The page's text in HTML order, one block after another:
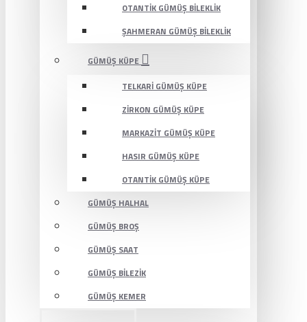
OTANTIK GÜMÜŞ BILEKLIK
ŞAHMERAN GÜMÜŞ BILEKLIK
GÜMÜŞ KÜPE
TELKARI GÜMÜŞ KÜPE
ZIRKON GÜMÜŞ KÜPE
MARKAZIT GÜMÜŞ KÜPE
HASIR GÜMÜŞ KÜPE
OTANTIK GÜMÜŞ KÜPE
GÜMÜŞ HALHAL
GÜMÜŞ BROŞ
GÜMÜŞ SAAT
GÜMÜŞ BILEZIK
GÜMÜŞ KEMER